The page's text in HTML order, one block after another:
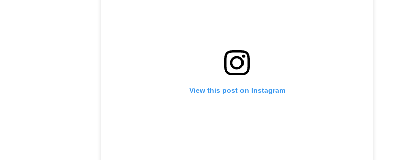
View this post on Instagram